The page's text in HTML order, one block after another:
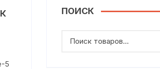
5
ПОИСК